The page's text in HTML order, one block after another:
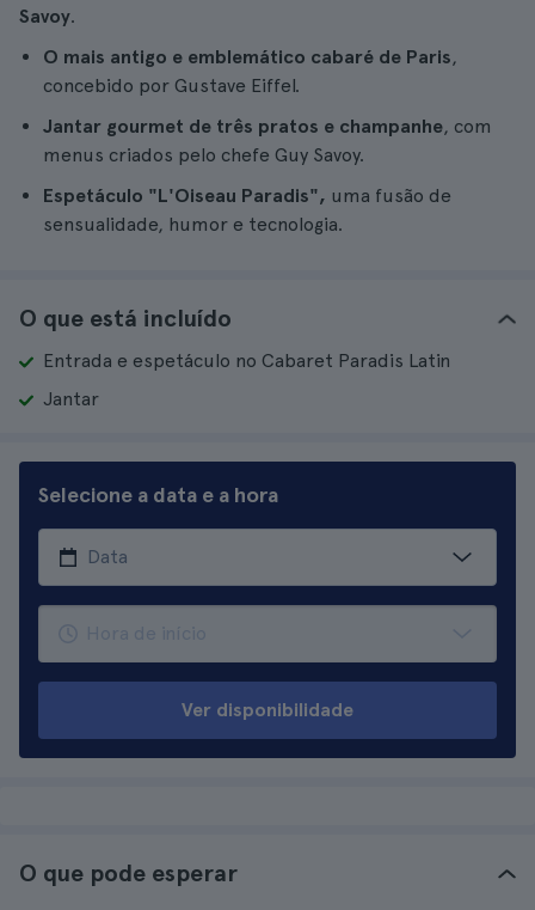
Savoy.
O mais antigo e emblemático cabaré de Paris,
concebido por Gustave Eiffel.
Jantar gourmet de três pratos e champanhe, com
menus criados pelo chefe Guy Savoy.
Espetáculo "L'Oiseau Paradis", uma fusão de
sensualidade, humor e tecnologia.
O que está incluído
Entrada e espetáculo no Cabaret Paradis Latin
Jantar
Selecione a data e a hora
Ver disponibilidade
O que pode esperar